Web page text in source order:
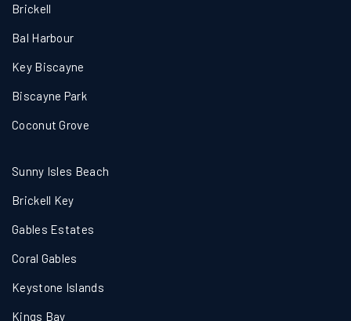
Brickell
Bal Harbour
Key Biscayne
Biscayne Park
Coconut Grove
Sunny Isles Beach
Brickell Key
Gables Estates
Coral Gables
Keystone Islands
Kings Bay